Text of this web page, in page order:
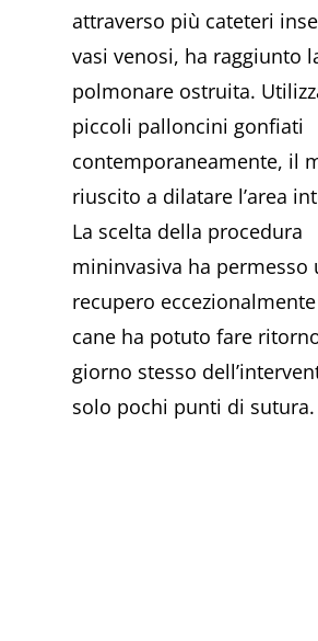
attraverso più cateteri
vasi venosi, ha raggiunto
polmonare ostruita.
piccoli palloncini gonfiati
contemporaneamente, il
riuscito a dilatare l’area
La scelta della procedura
mininvasiva ha permesso
recupero
cane ha potuto fare
giorno stesso
solo pochi punti di sutura.